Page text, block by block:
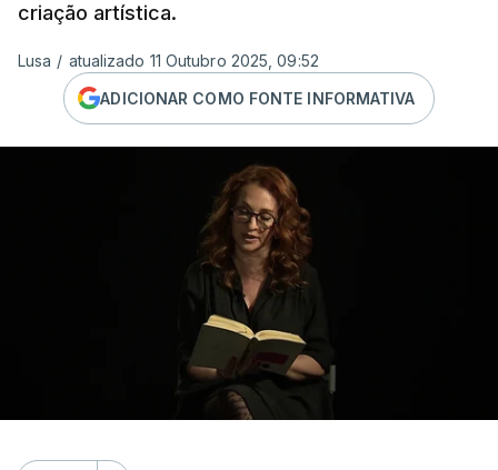
criação artística.
Lusa / atualizado 11 Outubro 2025, 09:52
ADICIONAR COMO FONTE INFORMATIVA